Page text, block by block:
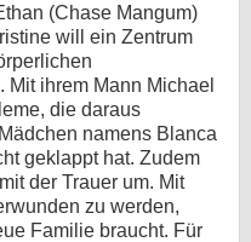
(Chase Mangum)
will ein Zentrum
ihrem Mann Michael
die daraus
namens Blanca
geklappt hat. Zudem
der Trauer um. Mit
zu werden,
Familie braucht. Für